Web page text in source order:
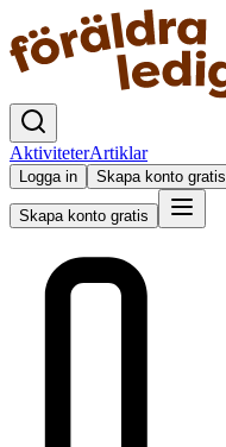
AktiviteterArtiklar
Logga in Skapa konto gratis
Skapa konto gratis